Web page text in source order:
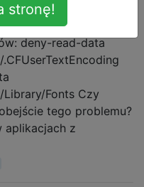
izolowanego
odczytu
deny-read-data
Library/Fonts Czy
tego problemu?
aplikacjach z
stronę!